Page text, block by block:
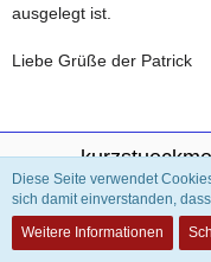
ausgelegt ist.
Liebe Grüße der Patrick
INAKTIV
2. November 2020
Diese Seite verwendet
sich damit einverstanden,
Weitere Informationen